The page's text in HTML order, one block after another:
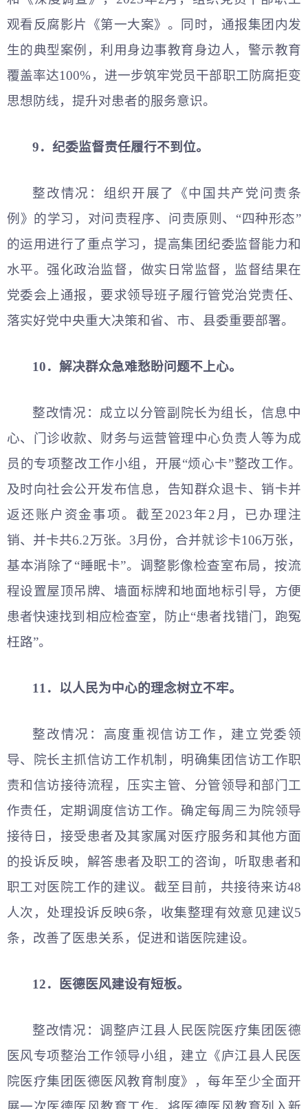
观看反腐影片《第一大案》。同时，通报集团内发
生的典型案例，利用身边事教育身边人，警示教育
覆盖率达100%，进一步筑牢党员干部职工防腐拒变
思想防线，提升对患者的服务意识。
9．纪委监督责任履行不到位。
整改情况：组织开展了《中国共产党问责条
例》的学习，对问责程序、问责原则、“四种形态”
的运用进行了重点学习，提高集团纪委监督能力和
水平。强化政治监督，做实日常监督，监督结果在
党委会上通报，要求领导班子履行管党治党责任、
落实好党中央重大决策和省、市、县委重要部署。
10．解决群众急难愁盼问题不上心。
整改情况：成立以分管副院长为组长，信息中
心、门诊收款、财务与运营管理中心负责人等为成
员的专项整改工作小组，开展“烦心卡”整改工作。
及时向社会公开发布信息，告知群众退卡、销卡并
返还账户资金事项。截至2023年2月，已办理注
销、并卡共6.2万张。3月份，合并就诊卡106万张，
基本消除了“睡眠卡”。调整影像检查室布局，按流
程设置屋顶吊牌、墙面标牌和地面地标引导，方便
患者快速找到相应检查室，防止“患者找错门，跑冤
枉路”。
11．以人民为中心的理念树立不牢。
整改情况：高度重视信访工作，建立党委领
导、院长主抓信访工作机制，明确集团信访工作职
责和信访接待流程，压实主管、分管领导和部门工
作责任，定期调度信访工作。确定每周三为院领导
接待日，接受患者及其家属对医疗服务和其他方面
的投诉反映，解答患者及职工的咨询，听取患者和
职工对医院工作的建议。截至目前，共接待来访48
人次，处理投诉反映6条，收集整理有效意见建议5
条，改善了医患关系，促进和谐医院建设。
12．医德医风建设有短板。
整改情况：调整庐江县人民医院医疗集团医德
医风专项整治工作领导小组，建立《庐江县人民医
院医疗集团医德医风教育制度》，每年至少全面开